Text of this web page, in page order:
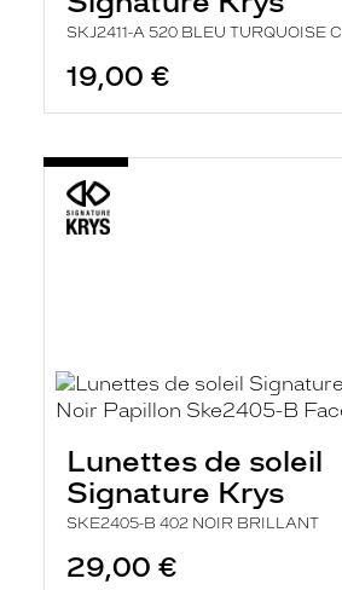
SKJ2411-A 520 BLEU TURQUOISE C
19,00 €
Lunettes de soleil
Signature Krys
SKE2405-B 402 NOIR BRILLANT
29,00 €